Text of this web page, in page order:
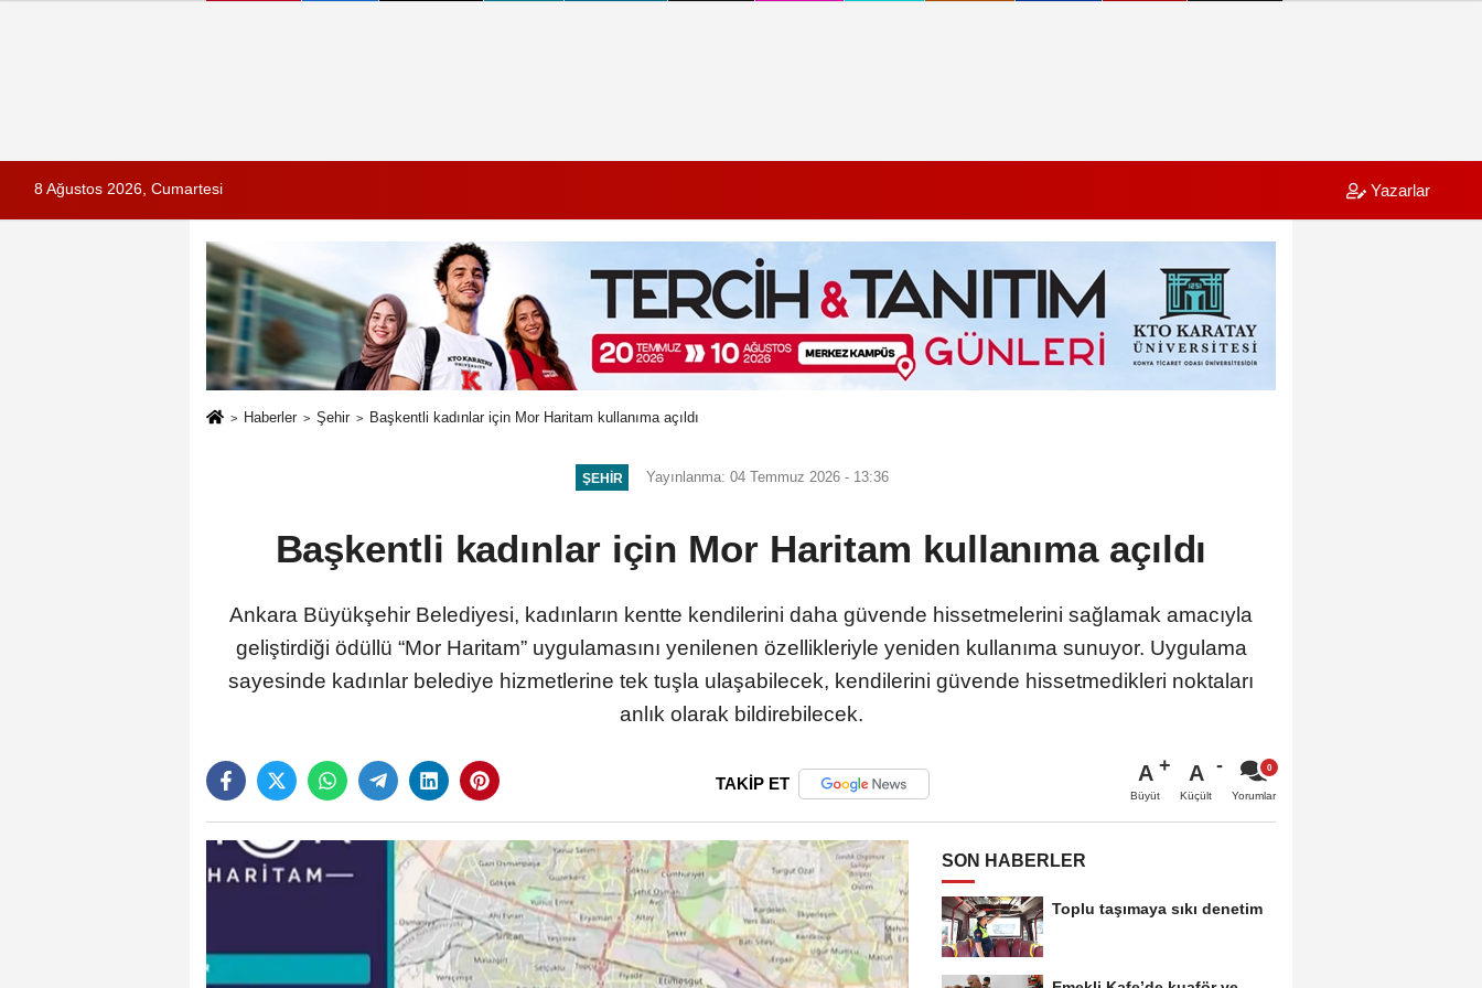
8 Ağustos 2026, Cumartesi Yazarlar
Haberler Şehir Başkentli kadınlar için Mor Haritam kullanıma açıldı
ŞEHIR Yayınlanma: 04 Temmuz 2026 - 13:36
Başkentli kadınlar için Mor Haritam kullanıma açıldı
Ankara Büyükşehir Belediyesi, kadınların kentte kendilerini daha güvende hissetmelerini sağlamak amacıyla
geliştirdiği ödüllü “Mor Haritam” uygulamasını yenilenen özellikleriyle yeniden kullanıma sunuyor. Uygulama
sayesinde kadınlar belediye hizmetlerine tek tuşla ulaşabilecek, kendilerini güvende hissetmedikleri noktaları
anlık olarak bildirebilecek.
TAKİP ET A
Büyüt
A
Küçült Yorumlar
SON HABERLER
Toplu taşımaya sıkı denetim